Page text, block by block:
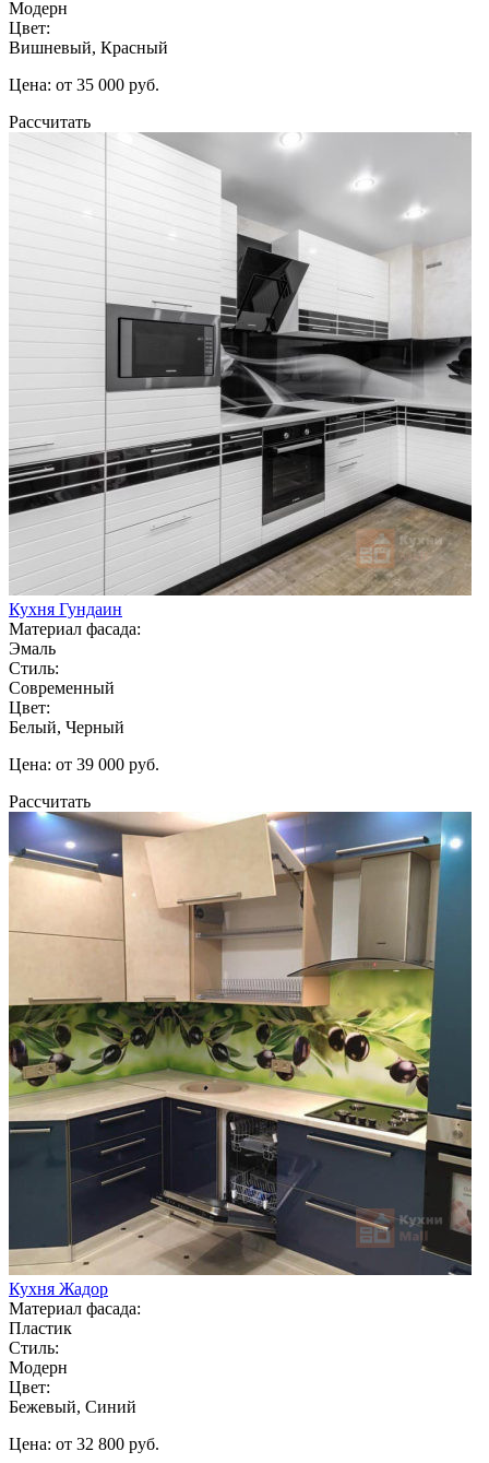
Модерн
Цвет:
Вишневый, Красный
Цена: от 35 000 руб.
Рассчитать
Кухня Гундаин
Материал фасада:
Эмаль
Стиль:
Современный
Цвет:
Белый, Черный
Цена: от 39 000 руб.
Рассчитать
Кухня Жадор
Материал фасада:
Пластик
Стиль:
Модерн
Цвет:
Бежевый, Синий
Цена: от 32 800 руб.